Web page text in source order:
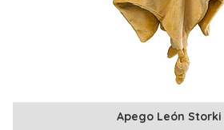
Apego León Storki